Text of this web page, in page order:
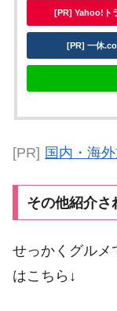
[PR] Yahoo!ト
[PR] 一休
[PR] 国内・海
その他紹介さ
せっかくグルメ
はこちら↓